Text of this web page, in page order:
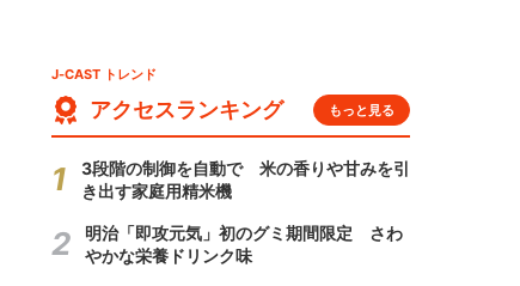
J-CAST トレンド
アクセスランキング もっと見る
3段階の制御を自動で 米の香りや甘みを引
き出す家庭用精米機
明治「即攻元気」初のグミ期間限定 さわ
やかな栄養ドリンク味